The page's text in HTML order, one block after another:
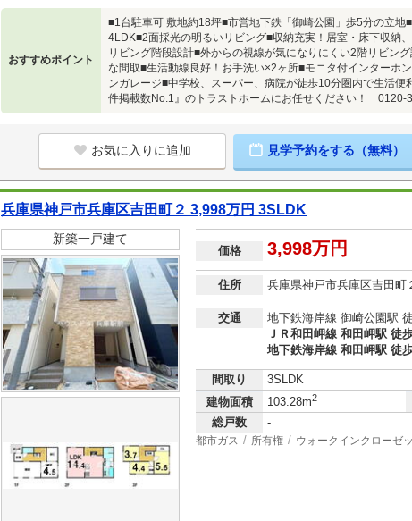
おすすめポイント
■1台駐車可 敷地約18坪■市営地下鉄「御崎公園」歩5分の立
4LDK■2面採光の明るいリビング■収納充実！居室・床下収納
リビング階段設計■外からの視線が気になりにくい2階リビン
な間取■生活動線良好！お手洗い×2ヶ所■モニタ付インターホ
ンガレージ■中学校、スーパー、病院が徒歩10分圏内で生活
件掲載数No.1』のトラストホームにお任せください！ 0120-
お気に入りに追加 見学予約をする（無料）
兵庫県神戸市兵庫区吉田町２ 3,998万円 3SLDK
新築一戸建て
価格 3,998万円
住所 兵庫県神戸市兵庫区吉田町
交通
地下鉄海岸線 御崎公園駅
ＪＲ和田岬線 和田岬駅 徒
地下鉄海岸線 和田岬駅 徒
間取り
3SLDK
建物面積
103.28m2
総戸数 -
都市ガス 所有権 ウォークインクローゼ